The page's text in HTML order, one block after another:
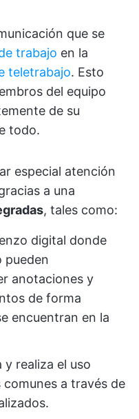
que se
trabajo en la
teletrabajo. Esto
del equipo
de su
todo.
especial atención
a una
, tales como:
digital donde
pueden
anotaciones y
de forma
encuentran en la
y realiza el uso
a través de